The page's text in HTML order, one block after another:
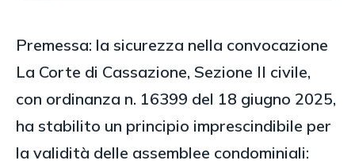
Premessa: la sicurezza nella convocazione
La Corte di Cassazione, Sezione II civile,
con ordinanza n. 16399 del 18 giugno 2025,
ha stabilito un principio imprescindibile per
la validità delle assemblee condominiali: